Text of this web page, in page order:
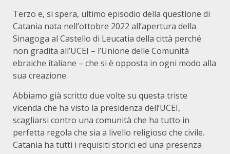
Terzo e, si spera, ultimo episodio della questione di
Catania nata nell’ottobre 2022 all’apertura della
Sinagoga al Castello di Leucatia della città perché
non gradita all’UCEI – l’Unione delle Comunità
ebraiche italiane – che si è opposta in ogni modo alla
sua creazione.
Abbiamo già scritto due volte su questa triste
vicenda che ha visto la presidenza dell’UCEI,
scagliarsi contro una comunità che ha tutto in
perfetta regola che sia a livello religioso che civile.
Catania ha tutti i requisiti storici ed una presenza